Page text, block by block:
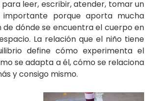
leer, escribir, atender, tomar un
importante porque aporta mucha
de dónde se encuentra el cuerpo en
La relación que el niño tiene
define cómo experimenta el
se adapta a él, cómo se relaciona
y consigo mismo.